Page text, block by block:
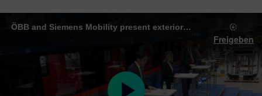
ÖBB and Siemens Mobility present exterior design of the new Nightjet
Freigeben